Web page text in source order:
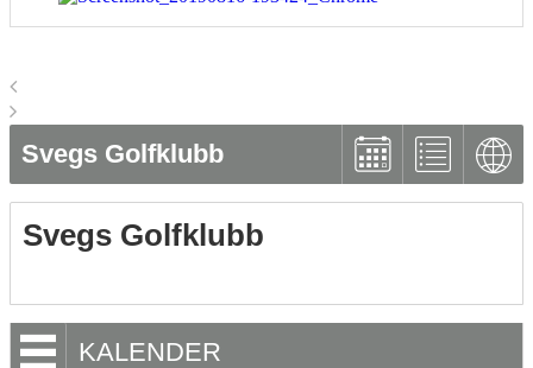
Svegs Golfklubb
Svegs Golfklubb
KALENDER